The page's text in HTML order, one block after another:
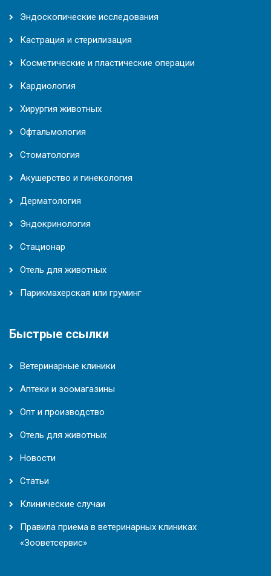
Эндоскопические исследования
Кастрация и стерилизация
Косметические и пластические операции
Кардиология
Хирургия животных
Офтальмология
Стоматология
Акушерство и гинекология
Дерматология
Эндокринология
Стационар
Отель для животных
Парикмахерская или груминг
Быстрые ссылки
Ветеринарные клиники
Аптеки и зоомагазины
Опт и производство
Отель для животных
Новости
Статьи
Клинические случаи
Правила приема в ветеринарных клиниках
«Зооветсервис»